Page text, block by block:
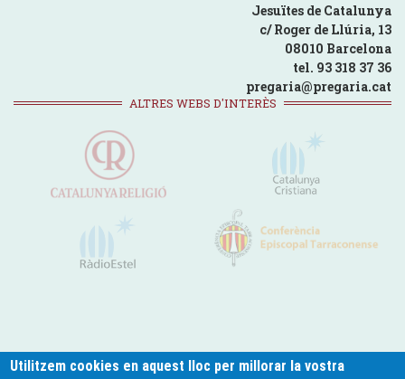
Jesuïtes de Catalunya
c/ Roger de Llúria, 13
08010 Barcelona
tel. 93 318 37 36
pregaria@pregaria.cat
ALTRES WEBS D'INTERÈS
Utilitzem cookies en aquest lloc per millorar la vostra